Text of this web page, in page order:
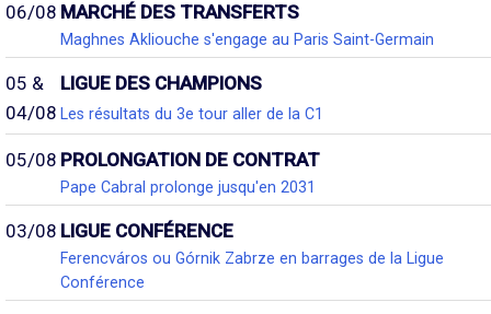
06/08 MARCHÉ DES TRANSFERTS
Maghnes Akliouche s'engage au Paris Saint-Germain
05 &
04/08
LIGUE DES CHAMPIONS
Les résultats du 3e tour aller de la C1
05/08 PROLONGATION DE CONTRAT
Pape Cabral prolonge jusqu'en 2031
03/08 LIGUE CONFÉRENCE
Ferencváros ou Górnik Zabrze en barrages de la Ligue
Conférence